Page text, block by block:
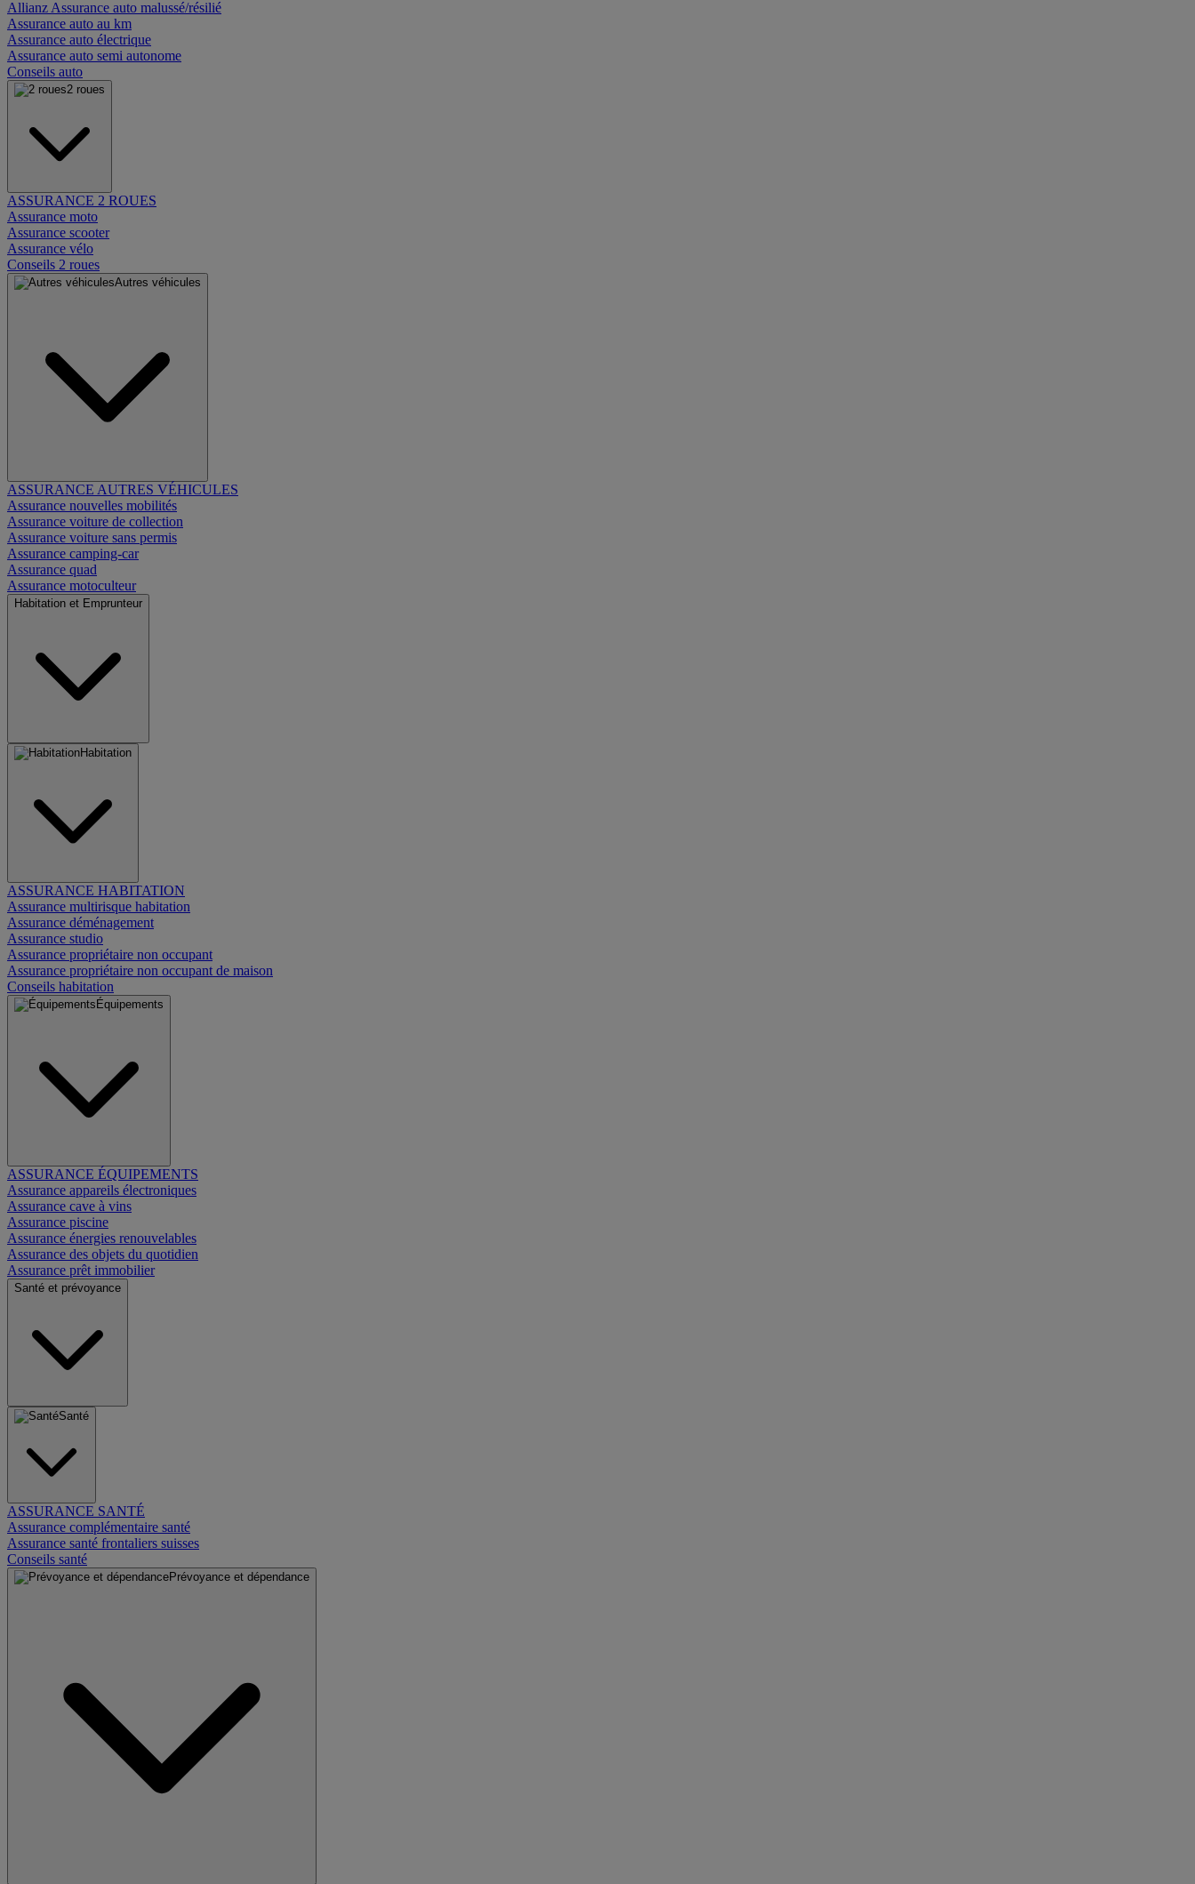
Allianz Assurance auto malussé/résilié
Assurance auto au km
Assurance auto électrique
Assurance auto semi autonome
Conseils auto
2 roues
ASSURANCE 2 ROUES
Assurance moto
Assurance scooter
Assurance vélo
Conseils 2 roues
Autres véhicules
ASSURANCE AUTRES VÉHICULES
Assurance nouvelles mobilités
Assurance voiture de collection
Assurance voiture sans permis
Assurance camping-car
Assurance quad
Assurance motoculteur
Habitation et Emprunteur
Habitation
ASSURANCE HABITATION
Assurance multirisque habitation
Assurance déménagement
Assurance studio
Assurance propriétaire non occupant
Assurance propriétaire non occupant de maison
Conseils habitation
Équipements
ASSURANCE ÉQUIPEMENTS
Assurance appareils électroniques
Assurance cave à vins
Assurance piscine
Assurance énergies renouvelables
Assurance des objets du quotidien
Assurance prêt immobilier
Santé et prévoyance
Santé
ASSURANCE SANTÉ
Assurance complémentaire santé
Assurance santé frontaliers suisses
Conseils santé
Prévoyance et dépendance